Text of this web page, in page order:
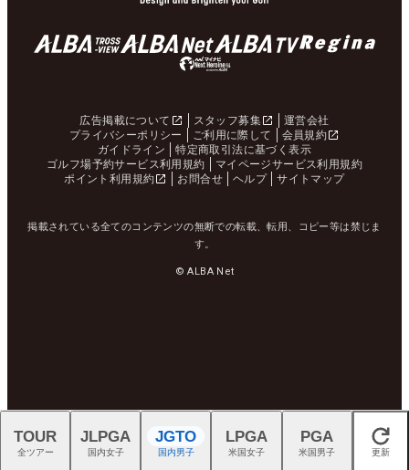
広告掲載について スタッフ募集
運営会社
プライバシーポリシー
ご利用に際して
会員規約
ガイドライン
特定商取引法に基づく表示
ゴルフ場予約サービス利用規約
マイページサービス利用規約
ポイント利用規約
お問合せ ヘルプ サイトマップ
掲載されている全てのコンテンツの無断での転載、転用、コピー等は禁じま
す。
© ALBA Net
閉じる
TOUR
全ツアー
JLPGA
国内女子
JGTO
国内男子
LPGA
米国女子
PGA
米国男子 更新